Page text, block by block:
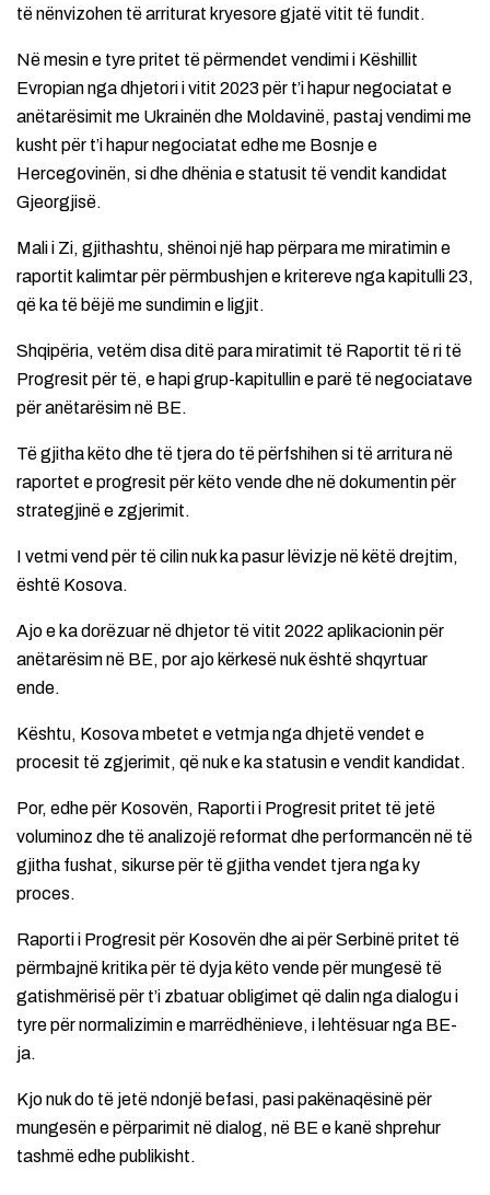
të nënvizohen të arriturat kryesore gjatë vitit të fundit.
Në mesin e tyre pritet të përmendet vendimi i Këshillit
Evropian nga dhjetori i vitit 2023 për t’i hapur negociatat e
anëtarësimit me Ukrainën dhe Moldavinë, pastaj vendimi me
kusht për t’i hapur negociatat edhe me Bosnje e
Hercegovinën, si dhe dhënia e statusit të vendit kandidat
Gjeorgjisë.
Mali i Zi, gjithashtu, shënoi një hap përpara me miratimin e
raportit kalimtar për përmbushjen e kritereve nga kapitulli 23,
që ka të bëjë me sundimin e ligjit.
Shqipëria, vetëm disa ditë para miratimit të Raportit të ri të
Progresit për të, e hapi grup-kapitullin e parë të negociatave
për anëtarësim në BE.
Të gjitha këto dhe të tjera do të përfshihen si të arritura në
raportet e progresit për këto vende dhe në dokumentin për
strategjinë e zgjerimit.
I vetmi vend për të cilin nuk ka pasur lëvizje në këtë drejtim,
është Kosova.
Ajo e ka dorëzuar në dhjetor të vitit 2022 aplikacionin për
anëtarësim në BE, por ajo kërkesë nuk është shqyrtuar
ende.
Kështu, Kosova mbetet e vetmja nga dhjetë vendet e
procesit të zgjerimit, që nuk e ka statusin e vendit kandidat.
Por, edhe për Kosovën, Raporti i Progresit pritet të jetë
voluminoz dhe të analizojë reformat dhe performancën në të
gjitha fushat, sikurse për të gjitha vendet tjera nga ky
proces.
Raporti i Progresit për Kosovën dhe ai për Serbinë pritet të
përmbajnë kritika për të dyja këto vende për mungesë të
gatishmërisë për t’i zbatuar obligimet që dalin nga dialogu i
tyre për normalizimin e marrëdhënieve, i lehtësuar nga BE-
ja.
Kjo nuk do të jetë ndonjë befasi, pasi pakënaqësinë për
mungesën e përparimit në dialog, në BE e kanë shprehur
tashmë edhe publikisht.